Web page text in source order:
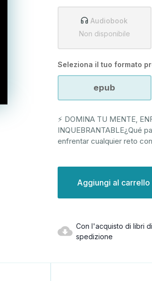
Audiobook
Non disponibile
Seleziona il tuo formato
epub
⚡ DOMINA TU MENTE,
INQUEBRANTABLE¿Qué
enfrentar cualquier reto
attuale:
Con l'acquisto di libri
spedizione